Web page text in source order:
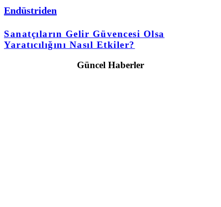
Endüstriden
Sanatçıların Gelir Güvencesi Olsa
Yaratıcılığını Nasıl Etkiler?
Güncel Haberler